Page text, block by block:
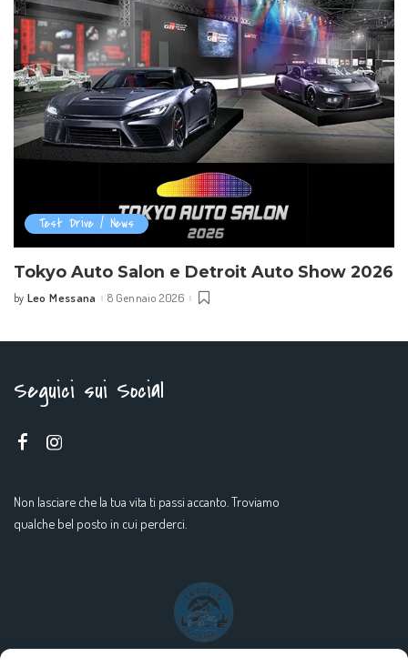
Test Drive / News
Tokyo Auto Salon e Detroit Auto Show 2026
by Leo Messana 8 Gennaio 2026
Seguici sui Social
Non lasciare che la tua vita ti passi accanto. Troviamo
qualche bel posto in cui perderci.